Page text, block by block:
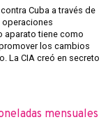
Cuba a través de
operaciones
aparato tiene como
los cambios
La CIA creó en secreto
mensuales